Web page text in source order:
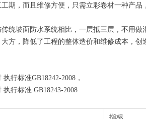
期，而且维修方便，只需立彩卷材一种产品
统坡面防水系统相比，一层抵三层，不用
方，降低了工程的整体造价和维修成本，
行标准GB18242-2008，
行标准 GB18243-2008
指标